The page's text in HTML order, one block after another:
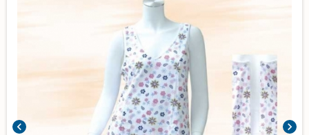
chevron_left chevron_right